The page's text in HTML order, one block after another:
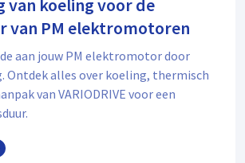
van koeling voor de
van PM elektromotoren
aan jouw PM elektromotor door
Ontdek alles over koeling, thermisch
van VARIODRIVE voor een